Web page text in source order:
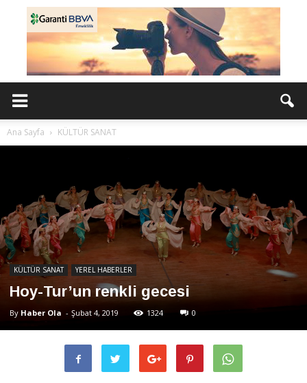
Ana Sayfa KÜLTÜR SANAT
KÜLTÜR SANAT YEREL HABERLER
Hoy-Tur’un renkli gecesi
By Haber Ola - Şubat 4, 2019 1324 0